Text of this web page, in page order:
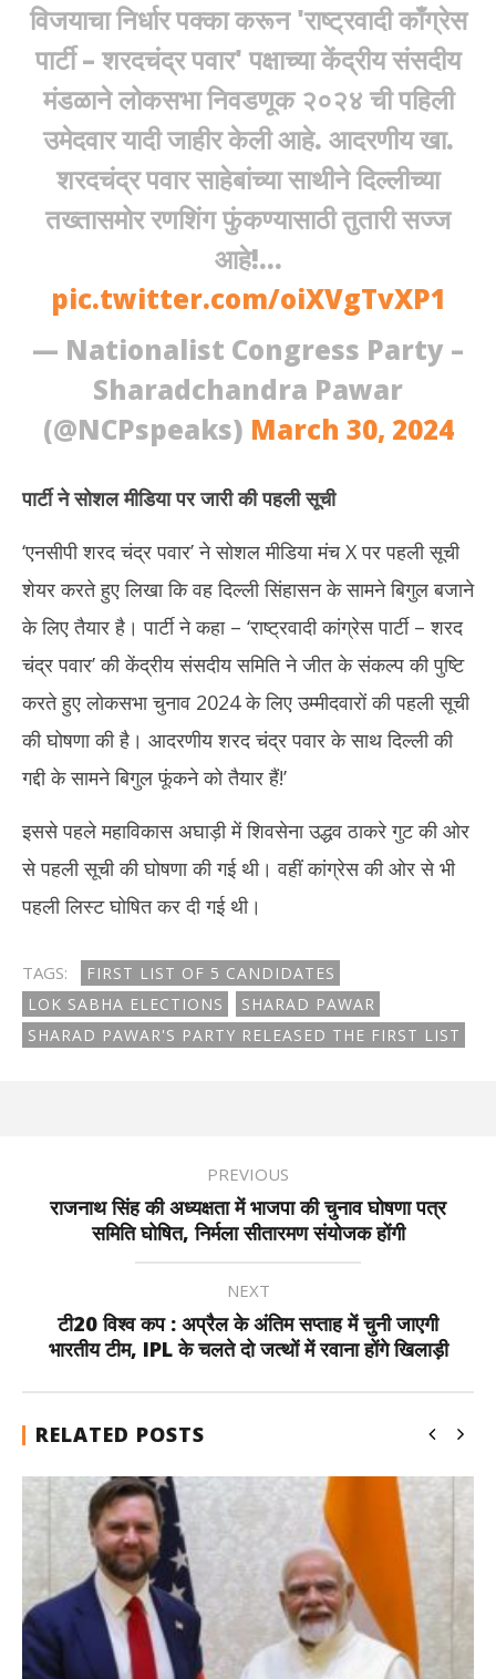
विजयाचा निर्धार पक्का करून 'राष्ट्रवादी काँग्रेस
पार्टी – शरदचंद्र पवार' पक्षाच्या केंद्रीय संसदीय
मंडळाने लोकसभा निवडणूक २०२४ ची पहिली
उमेदवार यादी जाहीर केली आहे. आदरणीय खा.
शरदचंद्र पवार साहेबांच्या साथीने दिल्लीच्या
तख्तासमोर रणशिंग फुंकण्यासाठी तुतारी सज्ज
आहे!…
pic.twitter.com/oiXVgTvXP1
— Nationalist Congress Party –
Sharadchandra Pawar
(@NCPspeaks) March 30, 2024
पार्टी ने सोशल मीडिया पर जारी की पहली सूची
‘एनसीपी शरद चंद्र पवार’ ने सोशल मीडिया मंच X पर पहली सूची
शेयर करते हुए लिखा कि वह दिल्ली सिंहासन के सामने बिगुल बजाने
के लिए तैयार है। पार्टी ने कहा – ‘राष्ट्रवादी कांग्रेस पार्टी – शरद
चंद्र पवार’ की केंद्रीय संसदीय समिति ने जीत के संकल्प की पुष्टि
करते हुए लोकसभा चुनाव 2024 के लिए उम्मीदवारों की पहली सूची
की घोषणा की है। आदरणीय शरद चंद्र पवार के साथ दिल्ली की
गद्दी के सामने बिगुल फूंकने को तैयार हैं!’
इससे पहले महाविकास अघाड़ी में शिवसेना उद्धव ठाकरे गुट की ओर
से पहली सूची की घोषणा की गई थी। वहीं कांग्रेस की ओर से भी
पहली लिस्ट घोषित कर दी गई थी।
TAGS:
FIRST LIST OF 5 CANDIDATES
LOK SABHA ELECTIONS
SHARAD PAWAR
SHARAD PAWAR'S PARTY RELEASED THE FIRST LIST
PREVIOUS
राजनाथ सिंह की अध्यक्षता में भाजपा की चुनाव घोषणा पत्र
समिति घोषित, निर्मला सीतारमण संयोजक होंगी
NEXT
टी20 विश्व कप : अप्रैल के अंतिम सप्ताह में चुनी जाएगी
भारतीय टीम, IPL के चलते दो जत्थों में रवाना होंगे खिलाड़ी
RELATED POSTS